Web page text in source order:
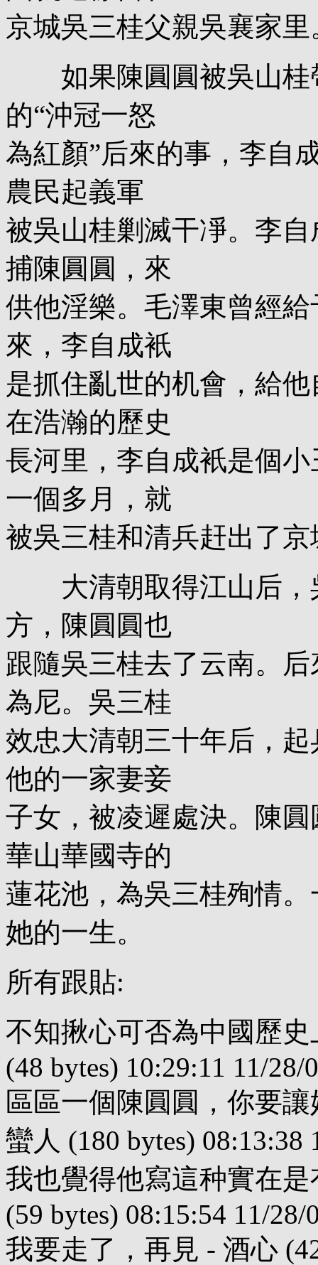
京城吳三桂父親吳襄家里
如果陳圓圓被吳山桂
的“沖冠一怒
為紅顏”后來的事，李自
農民起義軍
被吳山桂剿滅干凈。李
捕陳圓圓，來
供他淫樂。毛澤東曾經
來，李自成衹
是抓住亂世的机會，給
在浩瀚的歷史
長河里，李自成衹是個
一個多月，就
被吳三桂和清兵赶出了京
大清朝取得江山后，
方，陳圓圓也
跟隨吳三桂去了云南。
為尼。吳三桂
效忠大清朝三十年后，
他的一家妻妾
子女，被凌遲處決。陳
華山華國寺的
蓮花池，為吳三桂殉情
她的一生。
所有跟貼:
不知揪心可否為中國歷史
(48 bytes) 10:29:11 11/28/
區區一個陳圓圓，你要
蠻人 (180 bytes) 08:13:38
我也覺得他寫這种實在
(59 bytes) 08:15:54 11/28/
我要走了，再見 - 酒心